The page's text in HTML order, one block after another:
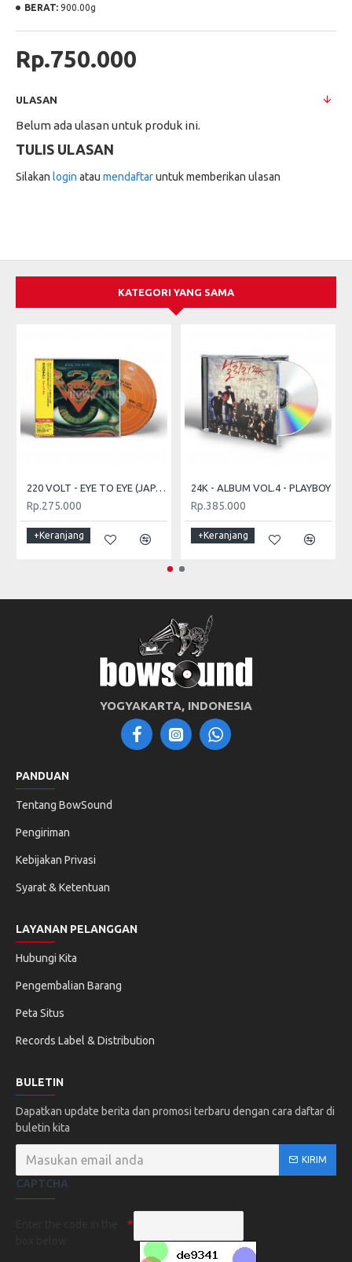
Rp.750.000
BERAT: 900.00g
ULASAN
Belum ada ulasan untuk produk ini.
TULIS ULASAN
Silakan login atau mendaftaruntuk memberikan ulasan
KATEGORI YANG SAMA
220 VOLT - EYE TO EYE (JAPAN CD + OBI)
Rp.275.000
+Keranjang
24K - ALBUM VOL.4 - PLAYBOY
Rp.385.000
+Keranjang
YOGYAKARTA, INDONESIA
PANDUAN
Tentang BowSound
Pengiriman
Kebijakan Privasi
Syarat & Ketentuan
LAYANAN PELANGGAN
Hubungi Kita
Pengembalian Barang
Peta Situs
Records Label & Distribution
BULETIN
Dapatkan update berita dan promosi terbaru dengan cara daftar di
buletin kita
KIRIM
CAPTCHA